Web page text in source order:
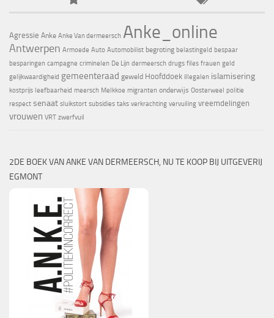
Agressie Anke Anke Van dermeersch Anke_online
Antwerpen Armoede Auto Automobilist begroting belastingeld bespaar
besparingen campagne criminelen De Lijn dermeersch drugs files frauen geld
gelijkwaardigheid gemeenteraad geweld Hoofddoek illegalen islamisering
kostprijs leefbaarheid meersch Melkkoe migranten onderwijs Oosterweel politie
respect senaat sluikstort subsidies taks verkrachting vervuiling vreemdelingen
vrouwen VRT zwerfvuil
2DE BOEK VAN ANKE VAN DERMEERSCH, NU TE KOOP BIJ UITGEVERIJ
EGMONT